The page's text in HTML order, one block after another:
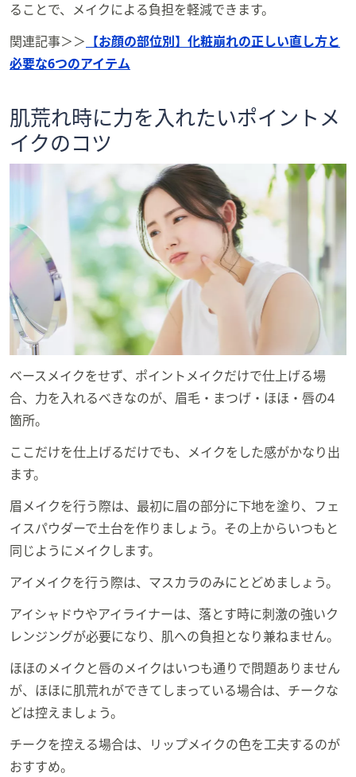
ることで、メイクによる負担を軽減できます。
関連記事＞＞ 【お顔の部位別】化粧崩れの正しい直し方と
必要な6つのアイテム
肌荒れ時に力を入れたいポイントメ
イクのコツ
ベースメイクをせず、ポイントメイクだけで仕上げる場
合、力を入れるべきなのが、眉毛・まつげ・ほほ・唇の4
箇所。
ここだけを仕上げるだけでも、メイクをした感がかなり出
ます。
眉メイクを行う際は、最初に眉の部分に下地を塗り、フェ
イスパウダーで土台を作りましょう。その上からいつもと
同じようにメイクします。
アイメイクを行う際は、マスカラのみにとどめましょう。
アイシャドウやアイライナーは、落とす時に刺激の強いク
レンジングが必要になり、肌への負担となり兼ねません。
ほほのメイクと唇のメイクはいつも通りで問題ありません
が、ほほに肌荒れができてしまっている場合は、チークな
どは控えましょう。
チークを控える場合は、リップメイクの色を工夫するのが
おすすめ。